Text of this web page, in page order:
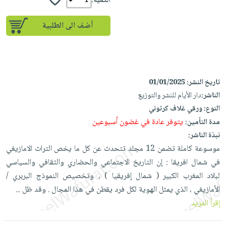
English
books
طرحها
تحميل
iKitab
على
Android
تحميل
iKitab
على
Apple
على
Android
تحميل
masmu3
على
Apple
تعليمية
صندوق
القراءة
جوائز
جديد
الكل
أجهزة
العناية
الشخصية
العناية
وتصفيف
الشعر
العناية
المطبخ
والسفرة
الكل
أواني
الطهي
أدوات
متجر
الهدايا
أضف الى الطلبية
تاريخ النشر:01/01/2025
الناشر:دار الأيام للنشر والتوزيع
النوع:ورقي غلاف كرتوني
مدة التأمين:يتوفر عادة في غضون أسبوعين
نبذة الناشر:
موسوعة كاملة تضمن 12 مجلد تتحدث عن كل ما يخص التراث الامازيغي
في شمال افريقا : إن التاريخ الاجتماعي والحضاري والثقافي والسياسي
لبلاد المغرب الكبير ( شمال إفريقيا ) ، وتخصيص النموذج البربري /
الأمازيغي ، الذي يمثل الهوية لكل فرد يقطن في هذا المجال . وقد ظل...
إقرأ المزيد